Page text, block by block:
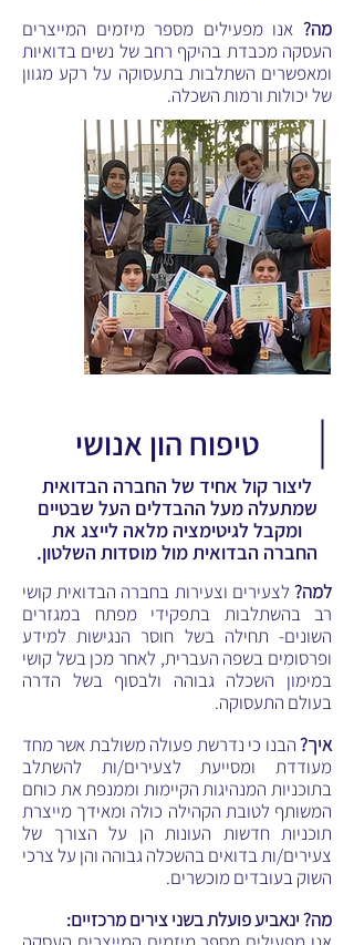
מה? אנו מפעילים מספר מיזמים המייצרים
העסקה מכבדת בהיקף רחב של נשים בדואיות
ומאפשרים השתלבות בתעסוקה על רקע מגוון
של יכולות ורמות השכלה.
טיפוח הון אנושי
ליצור קול אחיד של החברה הבדואית
שמתעלה מעל ההבדלים העל שבטיים
ומקבל לגיטימציה מלאה לייצג את
החברה הבדואית מול מוסדות השלטון.
למה? לצעירים וצעירות בחברה הבדואית קושי
רב בהשתלבות בתפקידי מפתח במגזרים
השונים- תחילה בשל חוסר הנגישות למידע
ופרסומים בשפה העברית, לאחר מכן בשל קושי
במימון השכלה גבוהה ולבסוף בשל הדרה
בעולם התעסוקה.
איך?הבנו כי נדרשת פעולה משולבת אשר מחד
מעודדת ומסייעת לצעירים/ות להשתלב
בתוכניות המנהיגות הקיימות וממנפת את כוחם
המשותף לטובת הקהילה כולה ומאידך מייצרת
תוכניות חדשות העונות הן על הצורך של
צעירים/ות בדואים בהשכלה גבוהה והן על צרכי
השוק בעובדים מוכשרים.
מה? ינאביע פועלת בשני צירים מרכזיים: